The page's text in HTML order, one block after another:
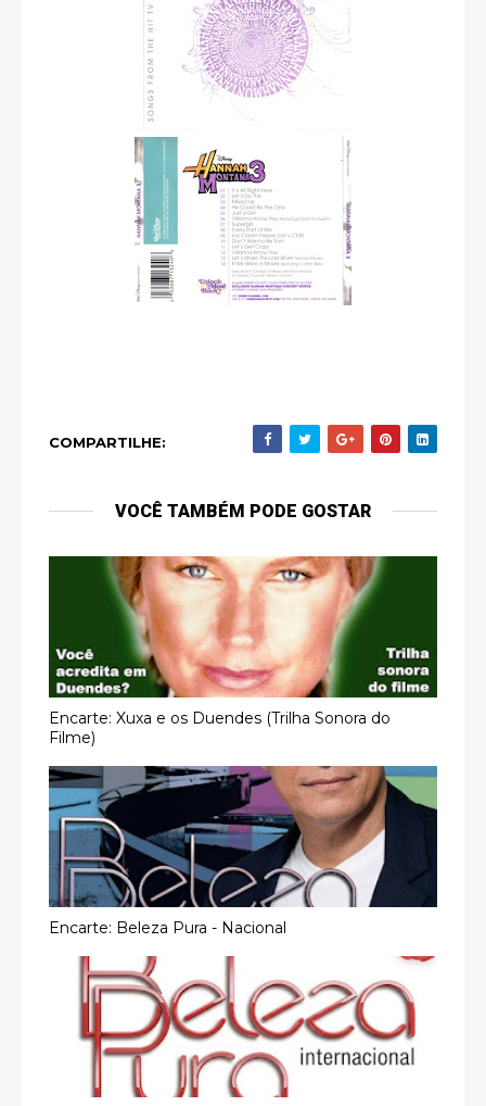
COMPARTILHE:
VOCÊ TAMBÉM PODE GOSTAR
Encarte: Xuxa e os Duendes (Trilha Sonora do
Filme)
Encarte: Beleza Pura - Nacional